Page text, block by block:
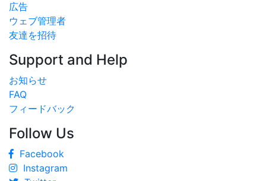
広告
ウェブ管理者
友達を招待
Support and Help
お知らせ
FAQ
フィードバック
Follow Us
Facebook
Instagram